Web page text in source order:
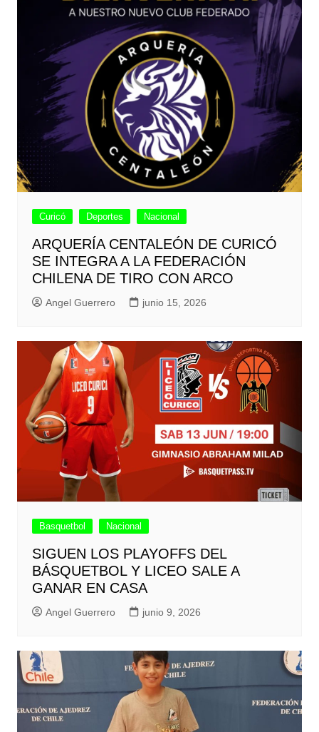
Curicó Deportes Nacional
ARQUERÍA CENTALEÓN DE CURICÓ
SE INTEGRA A LA FEDERACIÓN
CHILENA DE TIRO CON ARCO
Angel Guerrero junio 15, 2026
Basquetbol Nacional
SIGUEN LOS PLAYOFFS DEL
BÁSQUETBOL Y LICEO SALE A
GANAR EN CASA
Angel Guerrero junio 9, 2026